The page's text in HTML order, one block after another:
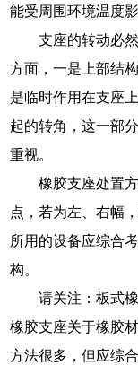
能受周围环境温度影
支座的转动必
方面，一是上部结
是临时作用在支座
起的转角，这一部
重视。
橡胶支座处置
点，若为左、右幅
所用的设备应综合
构。
请关注：板式
橡胶支座关于橡胶
方法很多，但应综